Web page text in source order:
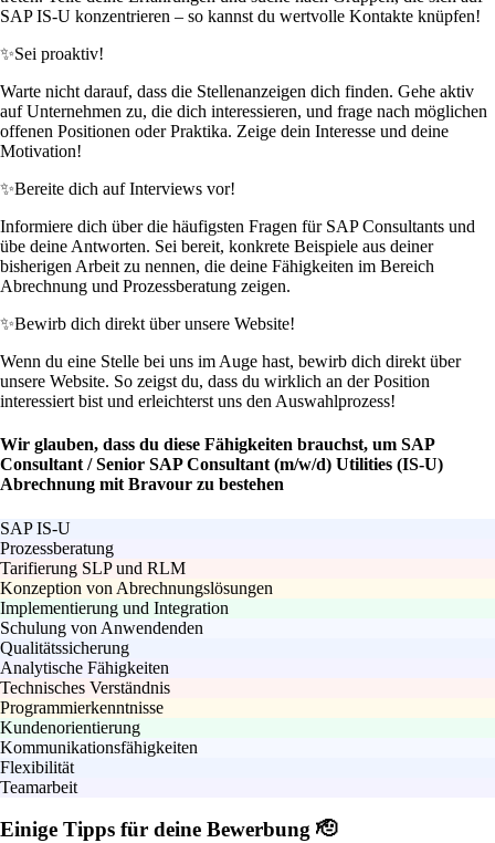
SAP IS-U konzentrieren – so kannst du wertvolle Kontakte knüpfen!
✨Sei proaktiv!
Warte nicht darauf, dass die Stellenanzeigen dich finden. Gehe aktiv
auf Unternehmen zu, die dich interessieren, und frage nach möglichen
offenen Positionen oder Praktika. Zeige dein Interesse und deine
Motivation!
✨Bereite dich auf Interviews vor!
Informiere dich über die häufigsten Fragen für SAP Consultants und
übe deine Antworten. Sei bereit, konkrete Beispiele aus deiner
bisherigen Arbeit zu nennen, die deine Fähigkeiten im Bereich
Abrechnung und Prozessberatung zeigen.
✨Bewirb dich direkt über unsere Website!
Wenn du eine Stelle bei uns im Auge hast, bewirb dich direkt über
unsere Website. So zeigst du, dass du wirklich an der Position
interessiert bist und erleichterst uns den Auswahlprozess!
Wir glauben, dass du diese Fähigkeiten brauchst, um SAP
Consultant / Senior SAP Consultant (m/w/d) Utilities (IS-U)
Abrechnung mit Bravour zu bestehen
SAP IS-U
Prozessberatung
Tarifierung SLP und RLM
Konzeption von Abrechnungslösungen
Implementierung und Integration
Schulung von Anwendenden
Qualitätssicherung
Analytische Fähigkeiten
Technisches Verständnis
Programmierkenntnisse
Kundenorientierung
Kommunikationsfähigkeiten
Flexibilität
Teamarbeit
Einige Tipps für deine Bewerbung 🫡